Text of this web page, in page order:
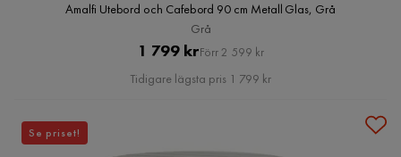
Amalfi Utebord och Cafebord 90 cm Metall Glas, Grå
Grå
Pris
1 799 krOriginal
Pris
Förr 2 599 kr
Tidigare lägsta pris 1 799 kr
Se priset!